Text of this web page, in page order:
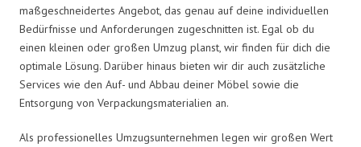
maßgeschneidertes Angebot, das genau auf deine individuellen
Bedürfnisse und Anforderungen zugeschnitten ist. Egal ob du
einen kleinen oder großen Umzug planst, wir finden für dich die
optimale Lösung. Darüber hinaus bieten wir dir auch zusätzliche
Services wie den Auf- und Abbau deiner Möbel sowie die
Entsorgung von Verpackungsmaterialien an.
Als professionelles Umzugsunternehmen legen wir großen Wert